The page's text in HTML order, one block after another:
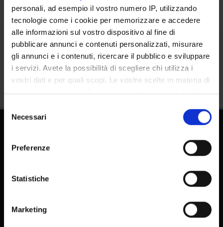
personali, ad esempio il vostro numero IP, utilizzando
tecnologie come i cookie per memorizzare e accedere
alle informazioni sul vostro dispositivo al fine di
pubblicare annunci e contenuti personalizzati, misurare
gli annunci e i contenuti, ricercare il pubblico e sviluppare
i servizi. Avete la possibilità di scegliere chi utilizza i
vostri dati e per quali scopi. Le vostre scelte in materia di
privacy sono applicabili solo su questa proprietà digitale
modificare o revocare il proprio consenso in qualsiasi
momento dalla Dichiarazione sui cookie o facendo clic
raccogliere informazioni sulla tua posizione
geografica, con un'approssimazione di qualche
Identificare il tuo dispositivo, scansionandolo
delNecessari
Preferenze
Statistiche
Marketing
Condividi
E-learning